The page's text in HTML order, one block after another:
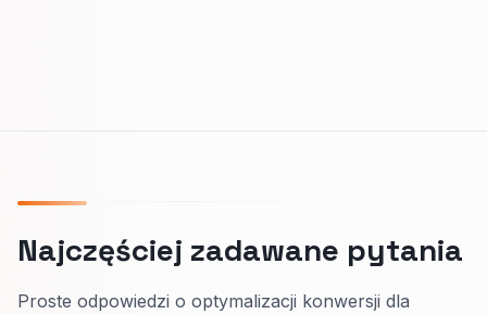
Najczęściej zadawane pytania
Proste odpowiedzi o optymalizacji konwersji dla